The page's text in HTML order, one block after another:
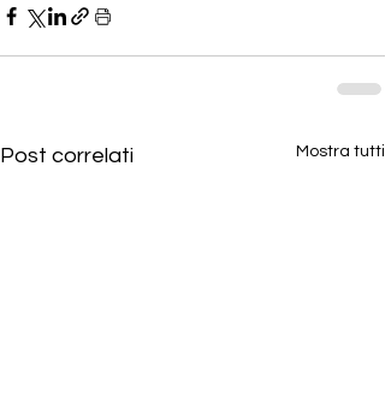
Post correlati Mostra tutti